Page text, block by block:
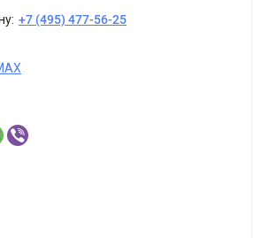
+7 (495) 477-56-25